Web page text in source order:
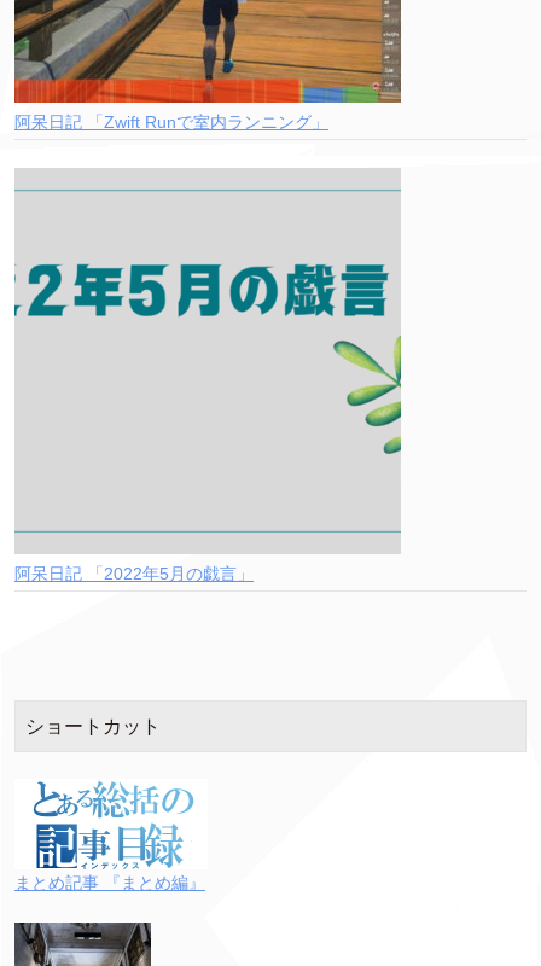
阿呆日記 「Zwift Runで室内ランニング」
阿呆日記 「2022年5月の戯言」
ショートカット
まとめ記事 『まとめ編』